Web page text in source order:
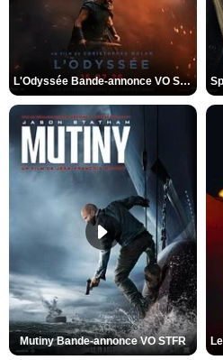
L'Odyssée Bande-annonce VO STFR
Mutiny Bande-annonce VO STFR